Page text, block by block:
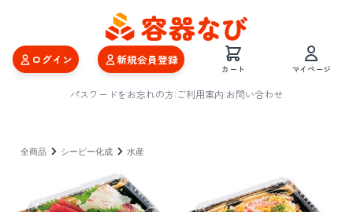
ログイン 新規会員登録
カート マイページ
パスワードをお忘れの方|ご利用案内|お問い合わせ
全商品 シーピー化成 水産